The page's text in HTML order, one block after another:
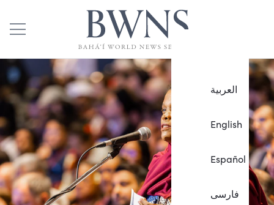
العربية
English
Español
فارسی